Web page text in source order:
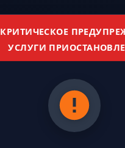
КРИТИЧЕСКОЕ
УСЛУГИ